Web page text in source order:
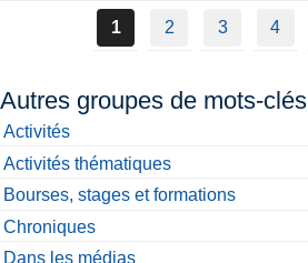
1 2 3 4
Autres groupes de mots-clés
Activités
Activités thématiques
Bourses, stages et formations
Chroniques
Dans les médias